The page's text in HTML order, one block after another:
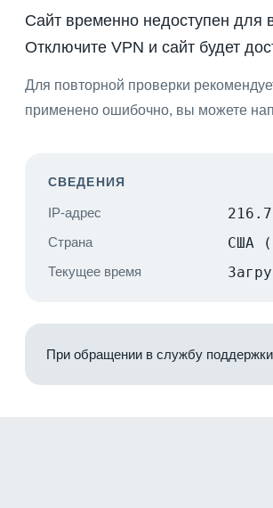
Сайт временно недоступен для
Отключите VPN и сайт будет
Для повторной проверки
применено ошибочно, вы можете
СВЕДЕНИЯ
IP-адрес
Страна США
Текущее время
При обращении в службу